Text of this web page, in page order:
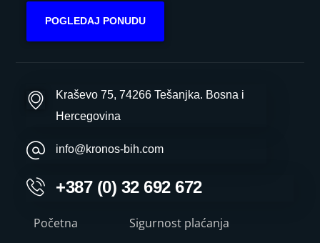
POGLEDAJ PONUDU
Kraševo 75, 74266 Tešanjka. Bosna i
Hercegovina
info@kronos-bih.com
+387 (0) 32 692 672
Početna
Sigurnost plaćanja